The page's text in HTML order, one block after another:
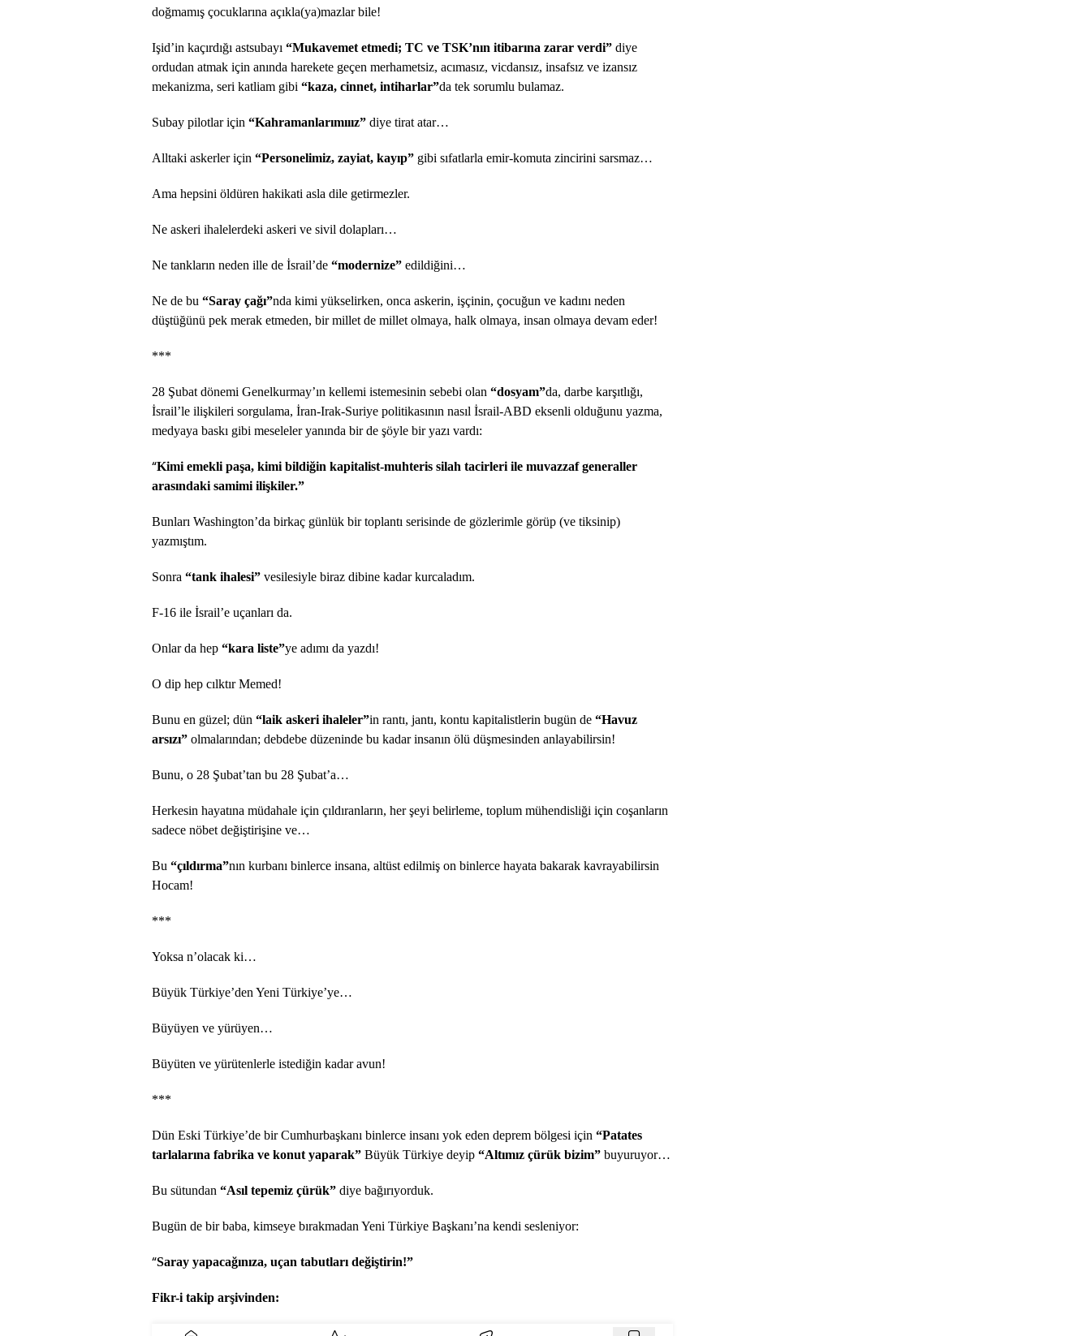
doğmamış çocuklarına açıkla(ya)mazlar bile!
Işid’in kaçırdığı astsubayı “Mukavemet etmedi; TC ve TSK’nın itibarına zarar verdi” diye
ordudan atmak için anında harekete geçen merhametsiz, acımasız, vicdansız, insafsız ve izansız
mekanizma, seri katliam gibi “kaza, cinnet, intiharlar”da tek sorumlu bulamaz.
Subay pilotlar için “Kahramanlarımııız” diye tirat atar…
Alltaki askerler için “Personelimiz, zayiat, kayıp” gibi sıfatlarla emir-komuta zincirini sarsmaz…
Ama hepsini öldüren hakikati asla dile getirmezler.
Ne askeri ihalelerdeki askeri ve sivil dolapları…
Ne tankların neden ille de İsrail’de “modernize” edildiğini…
Ne de bu “Saray çağı”nda kimi yükselirken, onca askerin, işçinin, çocuğun ve kadını neden
düştüğünü pek merak etmeden, bir millet de millet olmaya, halk olmaya, insan olmaya devam eder!
***
28 Şubat dönemi Genelkurmay’ın kellemi istemesinin sebebi olan “dosyam”da, darbe karşıtlığı,
İsrail’le ilişkileri sorgulama, İran-Irak-Suriye politikasının nasıl İsrail-ABD eksenli olduğunu yazma,
medyaya baskı gibi meseleler yanında bir de şöyle bir yazı vardı:
“Kimi emekli paşa, kimi bildiğin kapitalist-muhteris silah tacirleri ile muvazzaf generaller
arasındaki samimi ilişkiler.”
Bunları Washington’da birkaç günlük bir toplantı serisinde de gözlerimle görüp (ve tiksinip)
yazmıştım.
Sonra “tank ihalesi” vesilesiyle biraz dibine kadar kurcaladım.
F-16 ile İsrail’e uçanları da.
Onlar da hep “kara liste”ye adımı da yazdı!
O dip hep cılktır Memed!
Bunu en güzel; dün “laik askeri ihaleler”in rantı, jantı, kontu kapitalistlerin bugün de “Havuz
arsızı” olmalarından; debdebe düzeninde bu kadar insanın ölü düşmesinden anlayabilirsin!
Bunu, o 28 Şubat’tan bu 28 Şubat’a…
Herkesin hayatına müdahale için çıldıranların, her şeyi belirleme, toplum mühendisliği için coşanların
sadece nöbet değiştirişine ve…
Bu “çıldırma”nın kurbanı binlerce insana, altüst edilmiş on binlerce hayata bakarak kavrayabilirsin
Hocam!
***
Yoksa n’olacak ki…
Büyük Türkiye’den Yeni Türkiye’ye…
Büyüyen ve yürüyen…
Büyüten ve yürütenlerle istediğin kadar avun!
***
Dün Eski Türkiye’de bir Cumhurbaşkanı binlerce insanı yok eden deprem bölgesi için “Patates
tarlalarına fabrika ve konut yaparak” Büyük Türkiye deyip “Altımız çürük bizim” buyuruyor…
Bu sütundan “Asıl tepemiz çürük” diye bağırıyorduk.
Bugün de bir baba, kimseye bırakmadan Yeni Türkiye Başkanı’na kendi sesleniyor:
“Saray yapacağınıza, uçan tabutları değiştirin!”
Fikr-i takip arşivinden: